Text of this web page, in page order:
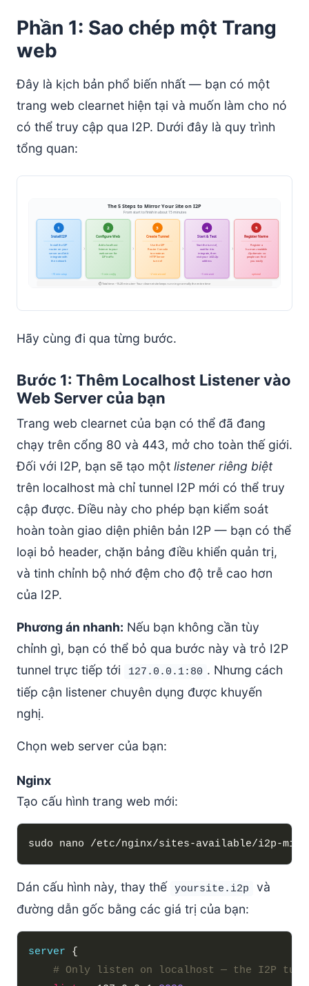
Phần 1: Sao chép một Trang
web
Đây là kịch bản phổ biến nhất — bạn có một
trang web clearnet hiện tại và muốn làm cho nó
có thể truy cập qua I2P. Dưới đây là quy trình
tổng quan:
Hãy cùng đi qua từng bước.
Bước 1: Thêm Localhost Listener vào
Web Server của bạn
Trang web clearnet của bạn có thể đã đang
chạy trên cổng 80 và 443, mở cho toàn thế giới.
Đối với I2P, bạn sẽ tạo một listener riêng biệt
trên localhost mà chỉ tunnel I2P mới có thể truy
cập được. Điều này cho phép bạn kiểm soát
hoàn toàn giao diện phiên bản I2P — bạn có thể
loại bỏ header, chặn bảng điều khiển quản trị,
và tinh chỉnh bộ nhớ đệm cho độ trễ cao hơn
của I2P.
Phương án nhanh: Nếu bạn không cần tùy
chỉnh gì, bạn có thể bỏ qua bước này và trỏ I2P
tunnel trực tiếp tới
127.0.0.1:80 . Nhưng cách
tiếp cận listener chuyên dụng được khuyến
nghị.
Chọn web server của bạn:
Nginx
Tạo cấu hình trang web mới:
Dán cấu hình này, thay thế yoursite.i2p
và
đường dẫn gốc bằng các giá trị của bạn:
server